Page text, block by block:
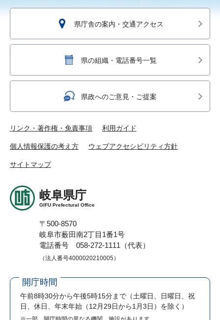
県庁舎の案内・交通アクセス
県の組織・電話番号一覧
県政へのご意見・ご提案
リンク・著作権・免責事項 利用ガイド
個人情報保護の考え方 ウェブアクセシビリティ方針
サイトマップ
岐阜県庁
GIFU Prefectural Office
〒500-8570
岐阜市薮田南2丁目1番1号
電話番号 058-272-1111（代表）
（法人番号4000020210005）
開庁時間
午前8時30分から午後5時15分まで （土曜日、日曜日、祝
日、休日、年末年始（12月29日から1月3日）を除く）